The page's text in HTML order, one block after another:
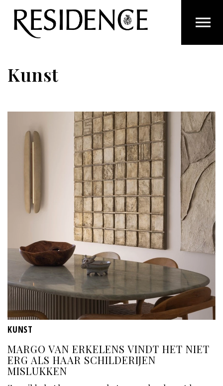
Overslaan en ga direct naar de inhoud
Kunst
KUNST
MARGO VAN ERKELENS VINDT HET NIET
ERG ALS HAAR SCHILDERIJEN
MISLUKKEN